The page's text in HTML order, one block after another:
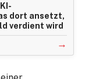
dort ansetzt,
verdient wird
→